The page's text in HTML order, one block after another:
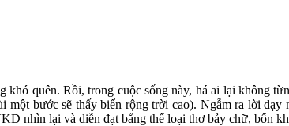
quên. Rồi, trong cuộc sống này, há ai lại không
một bước sẽ thấy biển rộng trời cao). Ngẫm ra lời
nhìn lại và diễn đạt bằng thể loại thơ bảy chữ, bốn